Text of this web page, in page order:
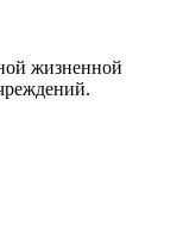
жизненной